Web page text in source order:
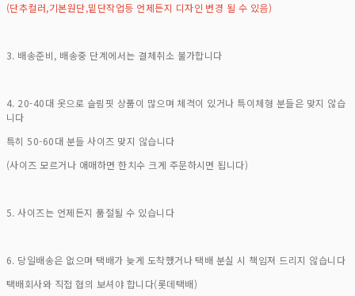
(단추컬러,기본원단,밑단작업등 언제든지 디자인 변경 될 수 있음)
3. 배송준비, 배송중 단계에서는 결체취소 불가합니다
4. 20-40대 옷으로 슬림핏 상품이 많으며 체격이 있거나 특이체형 분들은 맞지 않습
니다
특히 50-60대 분들 사이즈 맞지 않습니다
(사이즈 모르거나 애매하면 한치수 크게 주문하시면 됩니다)
5. 사이즈는 언제든지 품절될 수 있습니다
6. 당일배송은 없으며 택배가 늦게 도착했거나 택배 분실 시 책임져 드리지 않습니다
택배회사와 직접 협의 보셔야 합니다(롯데택배)